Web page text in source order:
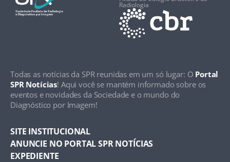
Radiologia
Todas as notícias da SPR reunidas em um só lugar: O Portal
SPR Notícias! Aqui você se mantém informado sobre os
eventos e novidades da Sociedade e o mundo do
Diagnóstico por Imagem!
SITE INSTITUCIONAL
ANUNCIE NO PORTAL SPR NOTÍCIAS
EXPEDIENTE